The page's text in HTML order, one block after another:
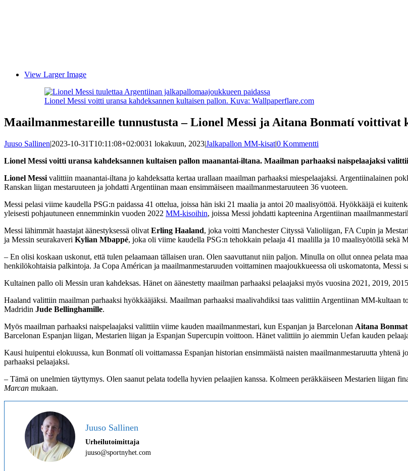
View Larger Image
Lionel Messi voitti uransa kahdeksannen kultaisen pallon. Kuva: Wallpaperflare.com
Maailmanmestareille tunnustusta – Lionel Messi ja Aitana Bonmatí voittivat
Juuso Sallinen|2023-10-31T10:11:08+02:0031 lokakuun, 2023|Jalkapallon MM-kisat|0 Kommentti
Lionel Messi voitti uransa kahdeksannen kultaisen pallon maanantai-iltana. Maailman parhaaksi naispelaajaksi
Lionel Messi valittiin maanantai-iltana jo kahdeksatta kertaa urallaan maailman parhaaksi miespelaajaksi. Argentiinalainen
Ranskan liigan mestaruuteen ja johdatti Argentiinan maan ensimmäiseen maailmanmestaruuteen 36 vuoteen.
Messi pelasi viime kaudella PSG:n paidassa 41 ottelua, joissa hän iski 21 maalia ja antoi 20 maalisyöttöä. Hyökkääjä ei
yleisesti pohjautuneen ennemminkin vuoden 2022 MM-kisoihin, joissa Messi johdatti kapteenina Argentiinan
Messi lähimmät haastajat äänestyksessä olivat Erling Haaland, joka voitti Manchester Cityssä Valioliigan, FA Cupin ja
ja Messin seurakaveri Kylian Mbappé, joka oli viime kaudella PSG:n tehokkain pelaaja 41 maalilla ja 10 maalisyötöllä sekä
– En olisi koskaan uskonut, että tulen pelaamaan tällaisen uran. Olen saavuttanut niin paljon. Minulla on ollut onnea pelata
henkilökohtaisia palkintoja. Ja Copa Américan ja maailmanmestaruuden voittaminen maajoukkueessa oli uskomatonta, Messi
Kultainen pallo oli Messin uran kahdeksas. Hänet on äänestetty maailman parhaaksi pelaajaksi myös vuosina 2021, 2019,
Haaland valittiin maailman parhaaksi hyökkääjäksi. Maailman parhaaksi maalivahdiksi taas valittiin Argentiinan MM-kultaan
Madridin Jude Bellinghamille.
Myös maailman parhaaksi naispelaajaksi valittiin viime kauden maailmanmestari, kun Espanjan ja Barcelonan Aitana
Barcelonan Espanjan liigan, Mestarien liigan ja Espanjan Supercupin voittoon. Hänet valittiin jo aiemmin Uefan kauden
Kausi huipentui elokuussa, kun Bonmatí oli voittamassa Espanjan historian ensimmäistä naisten maailmanmestaruutta
parhaaksi pelaajaksi.
– Tämä on unelmien täyttymys. Olen saanut pelata todella hyvien pelaajien kanssa. Kolmeen peräkkäiseen Mestarien liigan
Marcan mukaan.
Juuso Sallinen
Urheilutoimittaja
juuso@sportnyhet.com